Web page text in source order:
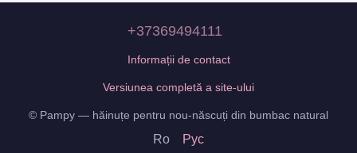
+37369494111
Informații de contact
Versiunea completă a site-ului
© Pampy — hăinuțe pentru nou-născuți din bumbac natural
Ro Рус